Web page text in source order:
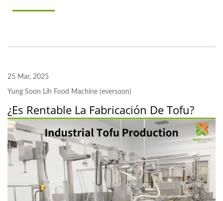
25 Mar, 2025
Yung Soon Lih Food Machine (eversoon)
¿Es Rentable La Fabricación De Tofu?